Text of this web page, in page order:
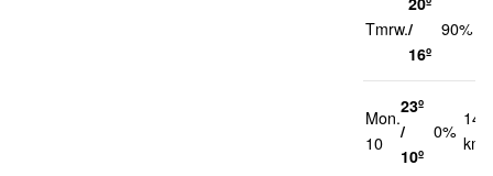
Tmrw./
16º
90%
Mon.
10
23º
/
10º
0%
14
km/